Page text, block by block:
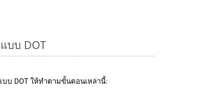
บบ DOT
บบ DOT ให้ทำตามขั้นตอนเหล่านี้: